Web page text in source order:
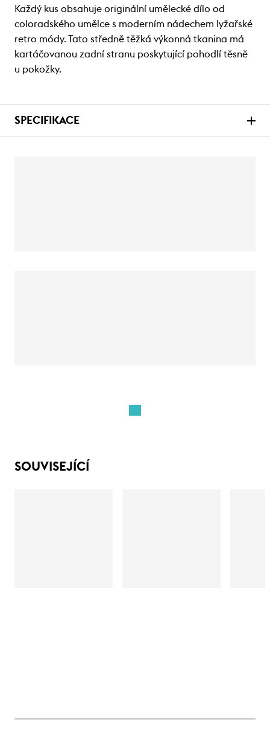
Každý kus obsahuje originální umělecké dílo od
coloradského umělce s moderním nádechem lyžařské
retro módy. Tato středně těžká výkonná tkanina má
kartáčovanou zadní stranu poskytující pohodlí těsně
u pokožky.
SPECIFIKACE
SOUVISEJÍCÍ